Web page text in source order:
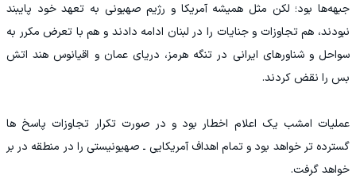
جبهه‌ها بود؛ لکن مثل همیشه آمریکا و رژیم صهیونی به تعهد خود پایبند
نبودند، هم تجاوزات و جنایات را در لبنان ادامه دادند و هم با تعرض مکرر به
سواحل و شناورهای ایرانی در تنگه هرمز، دریای عمان و اقیانوس هند اتش
بس را نقض کردند.
عملیات امشب یک اعلام اخطار بود و در صورت تکرار تجاوزات پاسخ ها
گسترده تر خواهد بود و تمام اهداف آمریکایی ـ صهیونیستی را در منطقه در بر
خواهد گرفت.